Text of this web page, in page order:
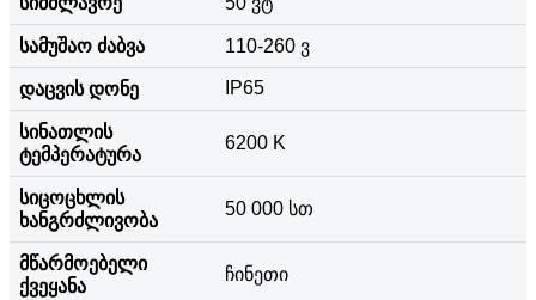
სამუშაო ძაბვა 110-260 ვ
დაცვის დონე IP65
სინათლის
ტემპერატურა
6200 K
სიცოცხლის
ხანგრძლივობა
50 000 სთ
მწარმოებელი
ქვეყანა
ჩინეთი